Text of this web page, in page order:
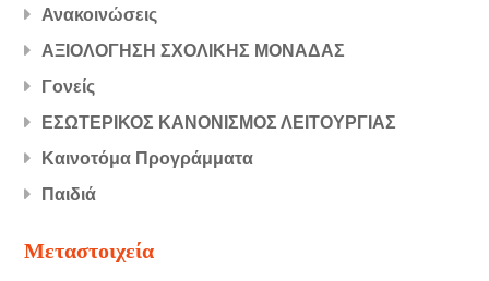
Ανακοινώσεις
ΑΞΙΟΛΟΓΗΣΗ ΣΧΟΛΙΚΗΣ ΜΟΝΑΔΑΣ
Γονείς
ΕΣΩΤΕΡΙΚΟΣ ΚΑΝΟΝΙΣΜΟΣ ΛΕΙΤΟΥΡΓΙΑΣ
Καινοτόμα Προγράμματα
Παιδιά
Μεταστοιχεία